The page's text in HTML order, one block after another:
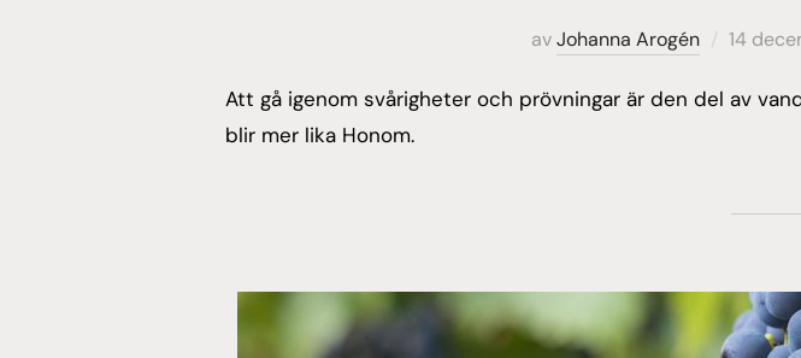
avJohanna Arogén 14
Att gå igenom svårigheter och prövningar är den del av
blir mer lika Honom.